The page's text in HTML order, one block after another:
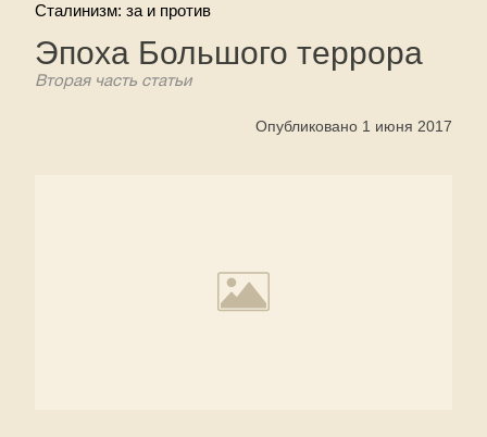
Сталинизм: за и против
Эпоха Большого террора
Вторая часть статьи
Опубликовано 1 июня 2017